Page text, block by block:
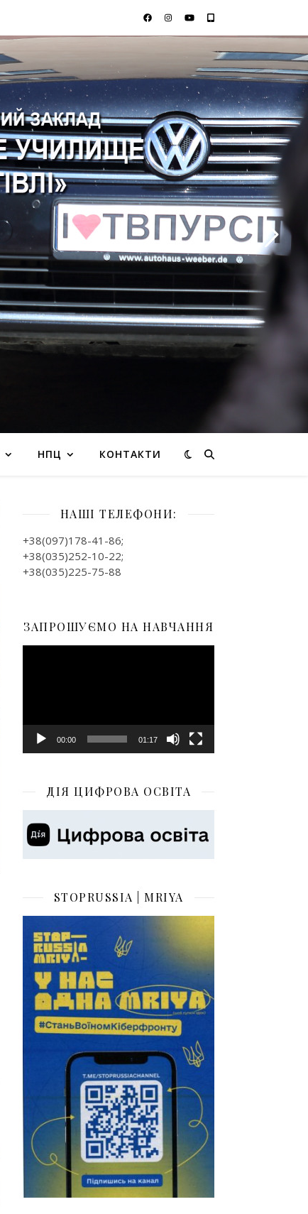
НПЦ КОНТАКТИ
НАШІ ТЕЛЕФОНИ:
+38(097)178-41-86;
+38(035)252-10-22;
+38(035)225-75-88
ЗАПРОШУЄМО НА НАВЧАННЯ
00:00 01:17
ДІЯ ЦИФРОВА ОСВІТА
STOPRUSSIA | MRIYA